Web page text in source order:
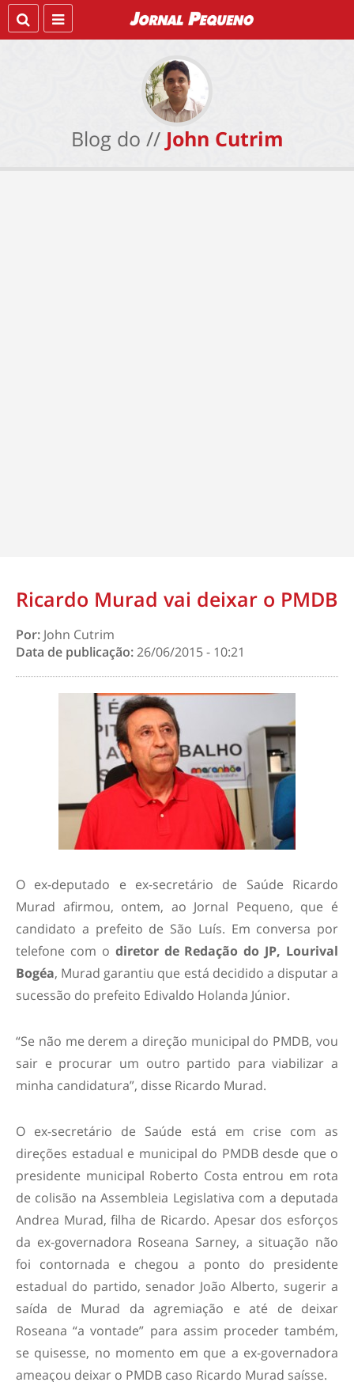
Blog do // John Cutrim
Ricardo Murad vai deixar o PMDB
Por: John Cutrim
Data de publicação:26/06/2015 - 10:21
O ex-deputado e ex-secretário de Saúde Ricardo
Murad afirmou, ontem, ao Jornal Pequeno, que é
candidato a prefeito de São Luís. Em conversa por
telefone com o diretor de Redação do JP, Lourival
Bogéa, Murad garantiu que está decidido a disputar a
sucessão do prefeito Edivaldo Holanda Júnior.
“Se não me derem a direção municipal do PMDB, vou
sair e procurar um outro partido para viabilizar a
minha candidatura”, disse Ricardo Murad.
O ex-secretário de Saúde está em crise com as
direções estadual e municipal do PMDB desde que o
presidente municipal Roberto Costa entrou em rota
de colisão na Assembleia Legislativa com a deputada
Andrea Murad, filha de Ricardo. Apesar dos esforços
da ex-governadora Roseana Sarney, a situação não
foi contornada e chegou a ponto do presidente
estadual do partido, senador João Alberto, sugerir a
saída de Murad da agremiação e até de deixar
Roseana “a vontade” para assim proceder também,
se quisesse, no momento em que a ex-governadora
ameaçou deixar o PMDB caso Ricardo Murad saísse.